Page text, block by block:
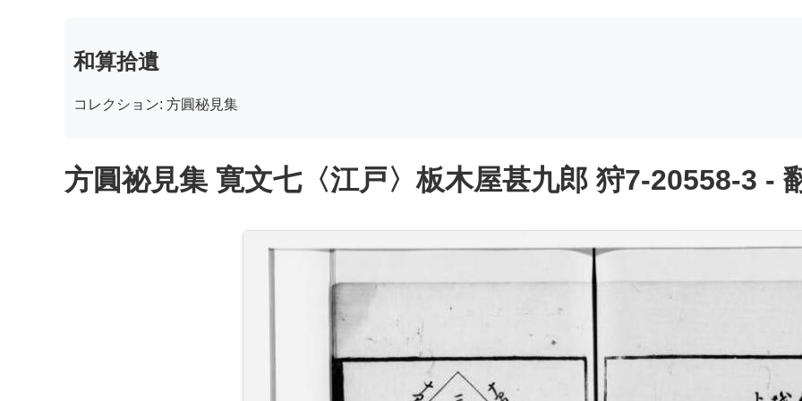
和算拾遺
コレクション: 方圓秘見集
方圓祕見集 寛文七〈江戸〉板木屋甚九郎 狩7-20558-3 -